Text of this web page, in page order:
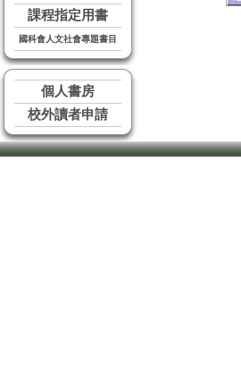
課程指定用書
國科會人文社會專題書目
個人書房
校外讀者申請